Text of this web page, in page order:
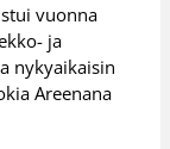
vuonna
ja
nykyaikaisin
Areenana